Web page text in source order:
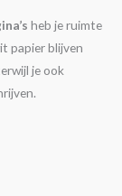
heb je ruimte
papier blijven
je ook